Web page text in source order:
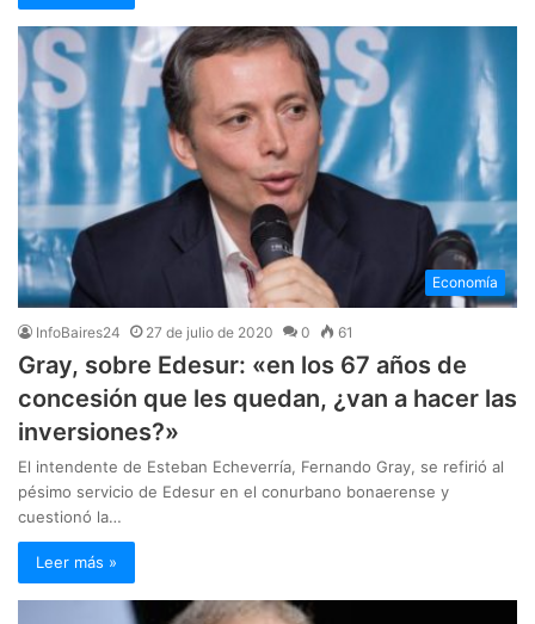
Economía
InfoBaires24 27 de julio de 2020 0 61
Gray, sobre Edesur: «en los 67 años de
concesión que les quedan, ¿van a hacer las
inversiones?»
El intendente de Esteban Echeverría, Fernando Gray, se refirió al
pésimo servicio de Edesur en el conurbano bonaerense y
cuestionó la…
Leer más »